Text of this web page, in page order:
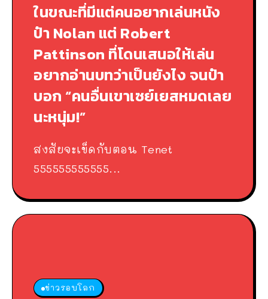
ในขณะที่มีแต่คนอยากเล่นหนัง
ป๋า Nolan แต่ Robert
Pattinson ที่โดนเสนอให้เล่น
อยากอ่านบทว่าเป็นยังไง จนป๋า
บอก “คนอื่นเขาเซย์เยสหมดเลย
นะหนุ่ม!”
สงสัยจะเข็ดกับตอน Tenet
555555555555...
ข่าวรอบโลก